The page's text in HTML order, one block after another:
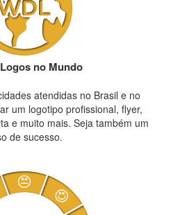
no Mundo
atendidas no Brasil e no
um logotipo profissional, flyer,
e muito mais. Seja também um
de sucesso.